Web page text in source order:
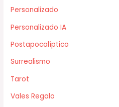
Personalizado
Personalizado IA
Postapocalíptico
Surrealismo
Tarot
Vales Regalo